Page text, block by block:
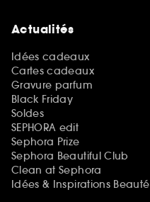
Actualités
Idées cadeaux
Cartes cadeaux
Gravure parfum
Black Friday
Soldes
SEPHORA edit
Sephora Prize
Sephora Beautiful Club
Clean at Sephora
Idées & Inspirations Beauté